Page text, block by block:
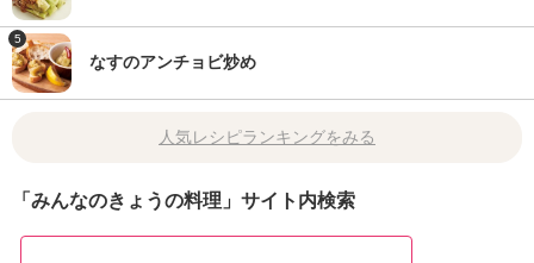
5
なすのアンチョビ炒め
人気レシピランキングをみる
「みんなのきょうの料理」サイト内検索